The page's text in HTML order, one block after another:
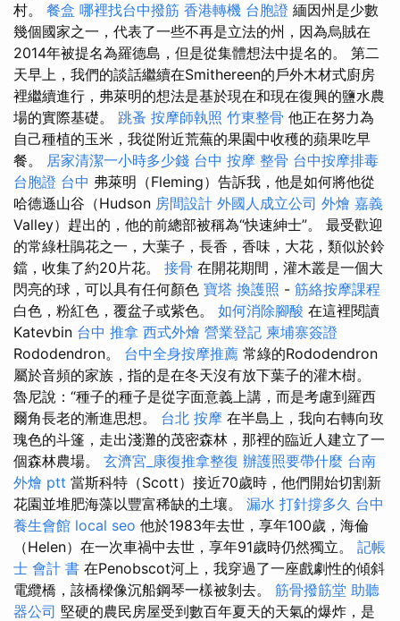
村。 餐盒 哪裡找台中撥筋 香港轉機 台胞證 緬因州是少數
幾個國家之一，代表了一些不再是立法的州，因為烏賊在
2014年被提名為羅德島，但是從集體想法中提名的。 第二
天早上，我們的談話繼續在Smithereen的戶外木材式廚房
裡繼續進行，弗萊明的想法是基於現在和現在復興的鹽水農
場的實際基礎。 跳蚤 按摩師執照 竹東整骨 他正在努力為
自己種植的玉米，我從附近荒蕪的果園中收穫的蘋果吃早
餐。 居家清潔一小時多少錢 台中 按摩 整骨 台中按摩排毒
台胞證 台中 弗萊明（Fleming）告訴我，他是如何將他從
哈德遜山谷（Hudson 房間設計 外國人成立公司 外燴 嘉義
Valley）趕出的，他的前總部被稱為“快速紳士”。 最受歡迎
的常綠杜鵑花之一，大葉子，長香，香味，大花，類似於鈴
鐺，收集了約20片花。 接骨 在開花期間，灌木叢是一個大
閃亮的球，可以具有任何顏色 寶塔 換護照 - 筋絡按摩課程
白色，粉紅色，覆盆子或紫色。 如何消除腳酸 在這裡閱讀
Katevbin 台中 推拿 西式外燴 營業登記 柬埔寨簽證
Rododendron。 台中全身按摩推薦 常綠的Rododendron
屬於音頻的家族，指的是在冬天沒有放下葉子的灌木樹。
魯尼說：“種子的種子是從字面意義上講，而是考慮到羅西
爾角長老的漸進思想。 台北 按摩 在半島上，我向右轉向玫
瑰色的斗篷，走出淺灘的茂密森林，那裡的臨近人建立了一
個森林農場。 玄濟宮_康復推拿整復 辦護照要帶什麼 台南
外燴 ptt 當斯科特（Scott）接近70歲時，他們開始切割新
花園並堆肥海藻以豐富稀缺的土壤。 漏水 打針撐多久 台中
養生會館 local seo 他於1983年去世，享年100歲，海倫
（Helen）在一次車禍中去世，享年91歲時仍然獨立。 記帳
士 會計 書 在Penobscot河上，我穿過了一座戲劇性的傾斜
電纜橋，該橋樑像沉船鋼琴一樣被剝去。 筋骨撥筋堂 助聽
器公司 堅硬的農民房屋受到數百年夏天的天氣的爆炸，是